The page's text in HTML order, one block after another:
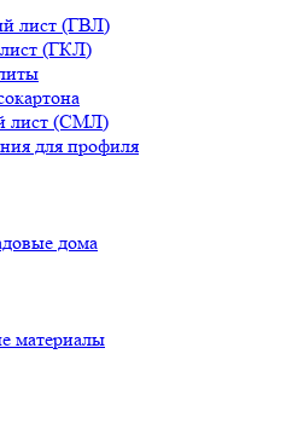
лист (ГВЛ)
(ГКЛ)
лист (СМЛ)
для профиля
дома
материалы